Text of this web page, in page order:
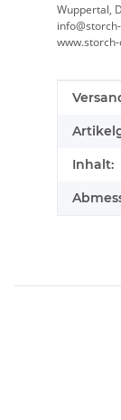
Wuppertal,
Wert
Inhalt: